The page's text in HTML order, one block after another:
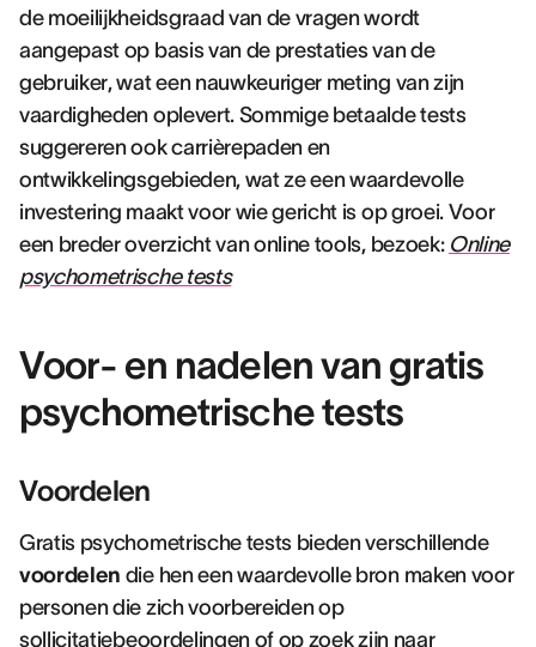
de moeilijkheidsgraad van de vragen wordt
aangepast op basis van de prestaties van de
gebruiker, wat een nauwkeuriger meting van zijn
vaardigheden oplevert. Sommige betaalde tests
suggereren ook carrièrepaden en
ontwikkelingsgebieden, wat ze een waardevolle
investering maakt voor wie gericht is op groei. Voor
een breder overzicht van online tools, bezoek: Online
psychometrische tests
Voor- en nadelen van gratis
psychometrische tests
Voordelen
Gratis psychometrische tests bieden verschillende
voordelen die hen een waardevolle bron maken voor
personen die zich voorbereiden op
sollicitatiebeoordelingen of op zoek zijn naar